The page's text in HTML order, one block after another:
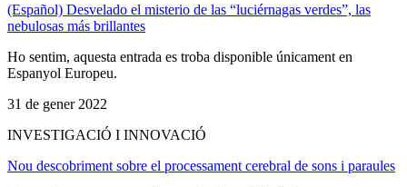
(Español) Desvelado el misterio de las “luciérnagas verdes”, las
nebulosas más brillantes
Ho sentim, aquesta entrada es troba disponible únicament en
Espanyol Europeu.
31 de gener 2022
INVESTIGACIÓ I INNOVACIÓ
Nou descobriment sobre el processament cerebral de sons i paraules